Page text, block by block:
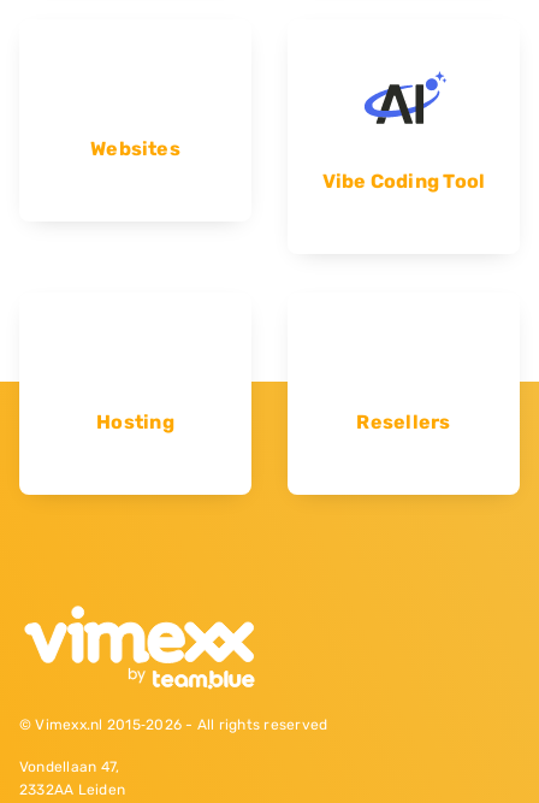
Websites
Vibe Coding Tool
Hosting Resellers
© Vimexx.nl 2015‐2026 - All rights reserved
Vondellaan 47,
2332AA Leiden